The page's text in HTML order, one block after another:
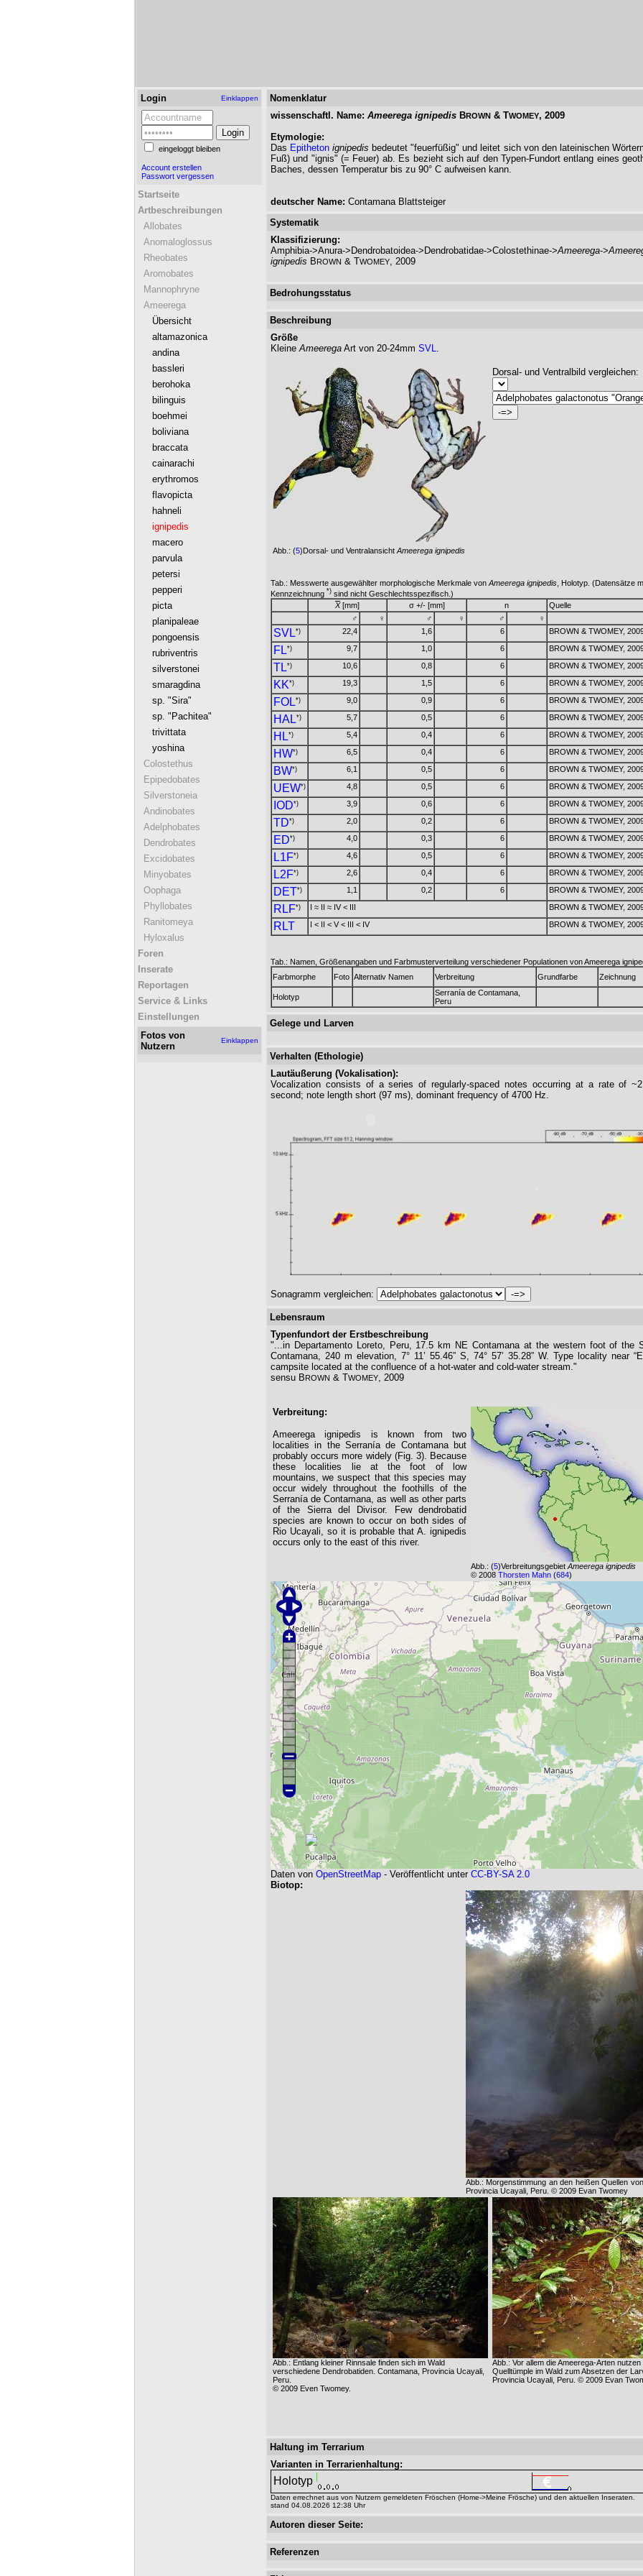
Login Einklappen
eingeloggt bleiben
Account erstellen
Passwort vergessen
Startseite
Artbeschreibungen
Allobates
Anomaloglossus
Rheobates
Aromobates
Mannophryne
Ameerega
Übersicht
altamazonica
andina
bassleri
berohoka
bilinguis
boehmei
boliviana
braccata
cainarachi
erythromos
flavopicta
hahneli
ignipedis
macero
parvula
petersi
pepperi
picta
planipaleae
pongoensis
rubriventris
silverstonei
smaragdina
sp. "Sira"
sp. "Pachitea"
trivittata
yoshina
Colostethus
Epipedobates
Silverstoneia
Andinobates
Adelphobates
Dendrobates
Excidobates
Minyobates
Oophaga
Phyllobates
Ranitomeya
Hyloxalus
Foren
Inserate
Reportagen
Service & Links
Einstellungen
Fotos von
Nutzern
Einklappen
Nomenklatur
wissenschaftl. Name: Ameerega ignipedis BROWN & TWOMEY, 2009
Etymologie:
Das Epitheton ignipedis bedeutet "feuerfüßig" und leitet sich von den lateinischen
Fuß) und "ignis" (= Feuer) ab. Es bezieht sich auf den Typen-Fundort entlang eines
Baches, dessen Temperatur bis zu 90° C aufweisen kann.
deutscher Name: Contamana Blattsteiger
Systematik
Klassifizierung:
Amphibia->Anura->Dendrobatoidea->Dendrobatidae->Colostethinae->Ameerega->
ignipedis BROWN & TWOMEY, 2009
Bedrohungsstatus
Beschreibung
Größe
KleineAmeerega Art von 20-24mm SVL.
Abb.: (5)Dorsal- und Ventralansicht Ameerega ignipedis
Dorsal- und Ventralbild vergleichen:
Tab.: Messwerte ausgewählter morphologische Merkmale von Ameerega ignipedis , Holotyp. (Datensätze
Kennzeichnung *) sind nicht Geschlechtsspezifisch.)
X[mm] σ +/- [mm] n
Quelle
♂
♀ ♂ ♀ ♂ ♀
SVL*) 22,4 1,6 6 BROWN & TWOMEY,
FL*) 9,7 1,0 6 BROWN & TWOMEY,
TL*) 10,6 0,8 6 BROWN & TWOMEY,
KK*) 19,3 1,5 6 BROWN & TWOMEY,
FOL*) 9,0 0,9 6 BROWN & TWOMEY,
HAL*) 5,7 0,5 6 BROWN & TWOMEY,
HL*) 5,4 0,4 6 BROWN & TWOMEY,
HW*) 6,5 0,4 6 BROWN & TWOMEY,
BW*) 6,1 0,5 6 BROWN & TWOMEY,
UEW*) 4,8 0,5 6 BROWN & TWOMEY,
IOD*) 3,9 0,6 6 BROWN & TWOMEY,
TD*) 2,0 0,2 6 BROWN & TWOMEY,
ED*) 4,0 0,3 6 BROWN & TWOMEY,
L1F*) 4,6 0,5 6 BROWN & TWOMEY,
L2F*) 2,6 0,4 6 BROWN & TWOMEY,
DET*) 1,1 0,2 6 BROWN & TWOMEY,
RLF*) I ≈ II ≈ IV < III BROWN & TWOMEY,
RLT I < II < V < III < IV BROWN & TWOMEY,
Tab.: Namen, Größenangaben und Farbmusterverteilung verschiedener Populationen von Ameerega
Farbmorphe
Foto Alternativ Namen Verbreitung Grundfarbe Zeichnung
Holotyp
Serranía de Contamana,
Peru
Gelege und Larven
Verhalten (Ethologie)
Lautäußerung (Vokalisation):
Vocalization consists of a series of regularly-spaced notes occurring at a rate of
second; note length short (97 ms), dominant frequency of 4700 Hz.
Sonagramm vergleichen:
Lebensraum
Typenfundort der Erstbeschreibung
"...in Departamento Loreto, Peru, 17.5 km NE Contamana at the western foot of the
Contamana, 240 m elevation, 7° 11’ 55.46” S, 74° 57’ 35.28” W. Type locality near
campsite located at the confluence of a hot-water and cold-water stream."
sensu BROWN & TWOMEY , 2009
Verbreitung:
Ameerega ignipedis is known from two
localities in the Serranía de Contamana but
probably occurs more widely (Fig. 3). Because
these localities lie at the foot of low
mountains, we suspect that this species may
occur widely throughout the foothills of the
Serranía de Contamana, as well as other parts
of the Sierra del Divisor. Few dendrobatid
species are known to occur on both sides of
Rio Ucayali, so it is probable that A. ignipedis
occurs only to the east of this river.
Abb.: (5)Verbreitungsgebiet Ameerega ignipedis
© 2008 Thorsten Mahn (684)
Daten von OpenStreetMap - Veröffentlicht unter CC-BY-SA 2.0
Biotop:
Abb.: Morgenstimmung an den heißen Quellen
Provincia Ucayali, Peru. © 2009 Evan Twomey
Abb.: Entlang kleiner Rinnsale finden sich im Wald
verschiedene Dendrobatiden. Contamana, Provincia Ucayali,
Peru.
© 2009 Even Twomey.
Abb.: Vor allem die Ameerega-Arten nutzen
Quelltümple im Wald zum Absetzen der
Provincia Ucayali, Peru. © 2009 Evan
Haltung im Terrarium
Varianten in Terrarienhaltung:
Holotyp
Daten errechnet aus von Nutzern gemeldeten Fröschen (Home->Meine Frösche) und den aktuellen Inseraten.
stand 04.08.2026 12:38 Uhr
Autoren dieser Seite:
Referenzen